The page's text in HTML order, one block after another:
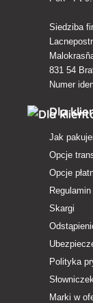
Siedziba
831 54
Numer
Dla
Jak
Opcje
Opcje
Regulamin
Skargi
Polityka
Marki w